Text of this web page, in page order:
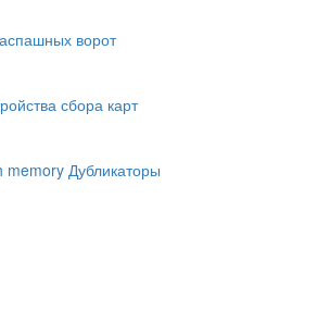
ворот
сбора карт
memoryДубликаторы